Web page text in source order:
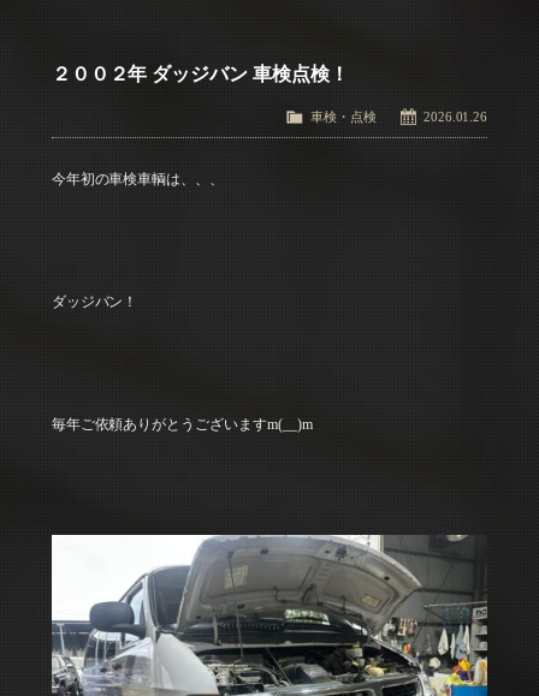
２００２年 ダッジバン 車検点検！
2026.01.26
車検・点検
今年初の車検車輌は、、、
ダッジバン！
毎年ご依頼ありがとうございますm(__)m